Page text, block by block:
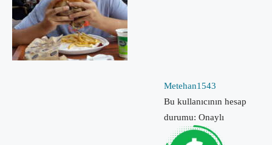
Metehan1543
Bu kullanıcının hesap
durumu: Onaylı